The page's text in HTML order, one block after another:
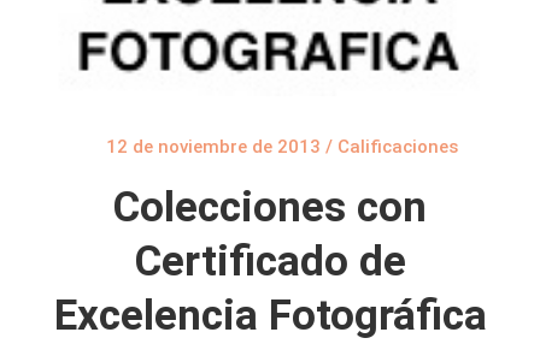
12 de noviembre de 2013 / Calificaciones
Colecciones con
Certificado de
Excelencia Fotográfica